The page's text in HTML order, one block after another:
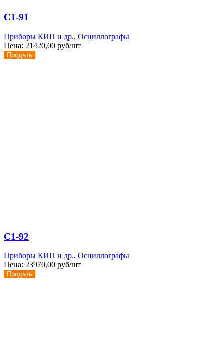
С1-91
Приборы КИП и др., Осциллографы
Цена: 21420,00 руб/шт
Продать
С1-92
Приборы КИП и др., Осциллографы
Цена: 23970,00 руб/шт
Продать